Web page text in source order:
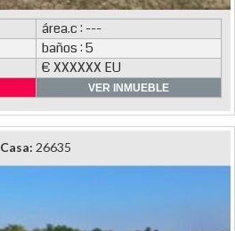
área.c : ---
baños : 5
€ XXXXXX EU
VER INMUEBLE
Casa: 26635